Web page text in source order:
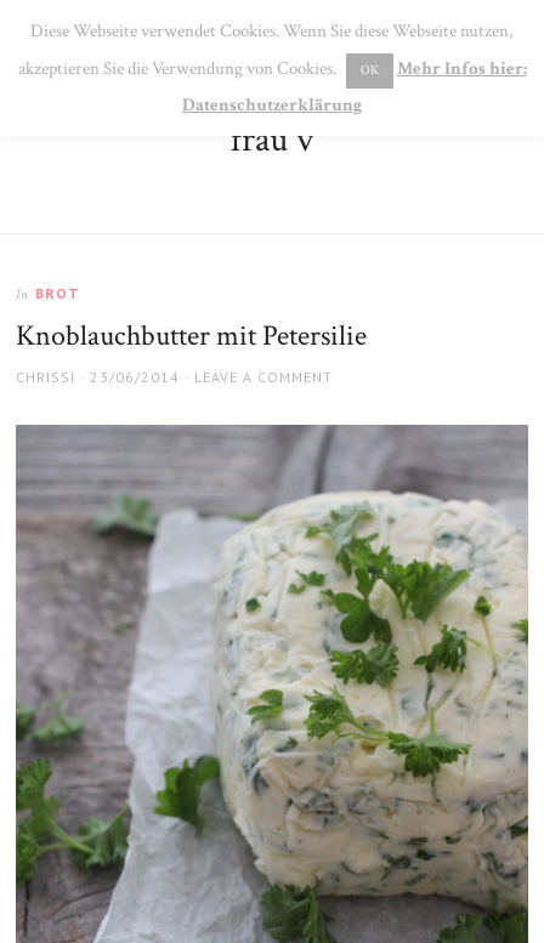
MENU
frau v
In BROT
Knoblauchbutter mit Petersilie
AUTHOR
CHRISSI
POSTED
23/06/2014 LEAVE A COMMENT
Diese Webseite verwendet Cookies. Wenn Sie diese Webseite nutzen,
akzeptieren Sie die Verwendung von Cookies.
OK
Mehr Infos hier:
Datenschutzerklärung